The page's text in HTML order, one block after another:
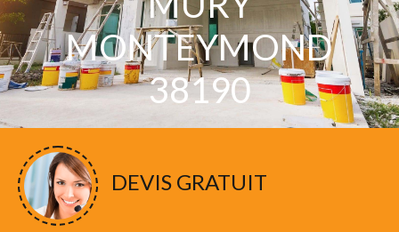
MONTEYMOND
38190
Nous intervenons 24h/24 sur 7j/7 en cas
DEVIS GRATUIT